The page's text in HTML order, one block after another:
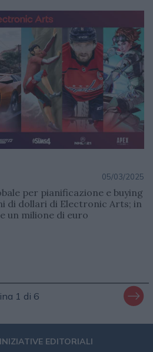
05/03/2025
per pianificazione e buying
di dollari di Electronic Arts; in
un milione di euro
1 di 6
EDITORIALI